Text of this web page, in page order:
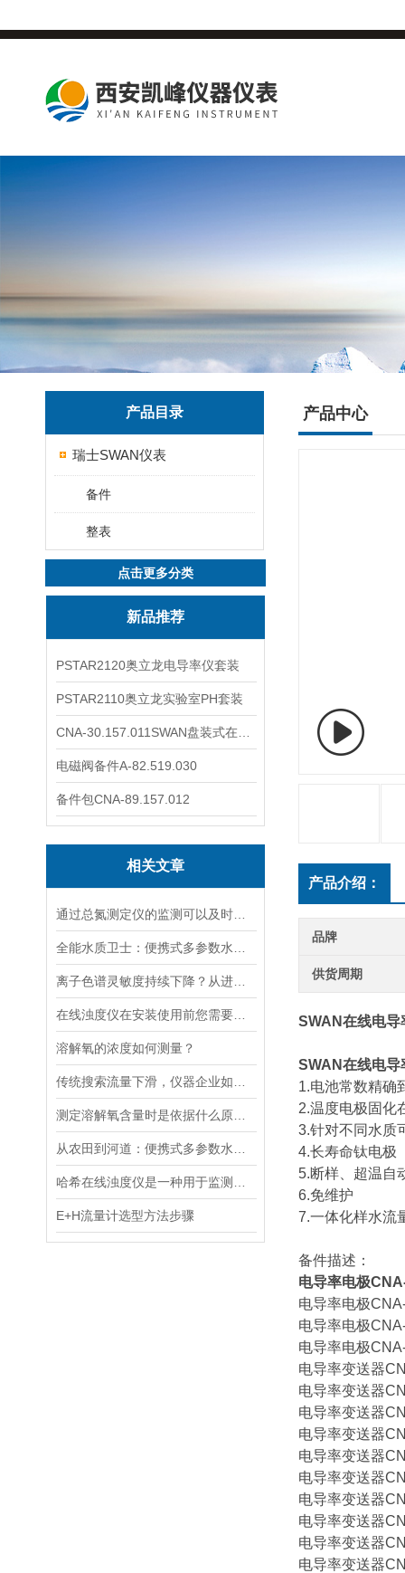
产品目录
瑞士SWAN仪表
备件
整表
点击更多分类
新品推荐
PSTAR2120奥立龙电导率仪套装
PSTAR2110奥立龙实验室PH套装
电磁阀备件A-82.519.030
备件包CNA-89.157.012
相关文章
溶解氧的浓度如何测量？
E+H流量计选型方法步骤
产品中心
产品介绍：
品牌
供货周期
SWAN在线电导
SWAN在线电导
1.电池常数精确
2.温度电极固化
3.针对不同水质
4.长寿命钛电极
5.断样、超温自
6.免维护
7.一体化样水流
备件描述：
电导率电极
电导率电极
电导率电极
电导率电极
电导率变送器
电导率变送器
电导率变送器
电导率变送器
电导率变送器
电导率变送器
电导率变送器
电导率变送器
电导率变送器
电导率变送器